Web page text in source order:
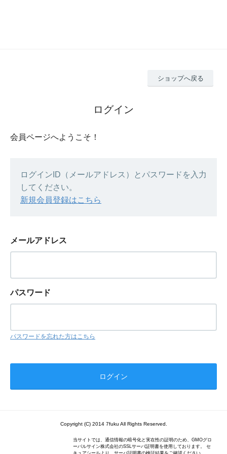
ショップへ戻る
ログイン
会員ページへようこそ！
ログインID（メールアドレス）とパスワードを入力
してください。
新規会員登録はこちら
メールアドレス
パスワード
パスワードを忘れた方はこちら
Copyright (C) 2014 7fuku All Rights Reserved.
当サイトでは、通信情報の暗号化と実在性の証明のため、GMOグロ
ーバルサイン株式会社のSSLサーバ証明書を使用しております。 セ
キュアシールより、サーバ証明書の検証結果をご確認ください。